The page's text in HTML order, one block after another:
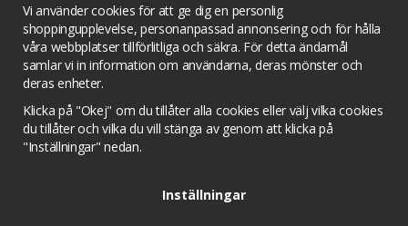
Villkor Kontakta oss
Facebook
Twitter
YouTube
Prisjakt
Integritets sekretesspolicy
Tävlingsvillkor
Om cookies
Cookie inställningar
Vi använder cookies för att ge dig en personlig
shoppingupplevelse, personanpassad annonsering och för hålla
våra webbplatser tillförlitliga och säkra. För detta ändamål
samlar vi in information om användarna, deras mönster och
deras enheter.
Klicka på "Okej" om du tillåter alla cookies eller välj vilka cookies
du tillåter och vilka du vill stänga av genom att klicka på
"Inställningar" nedan.
Inställningar